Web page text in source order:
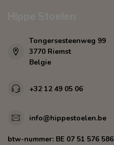
Tongersesteenweg 99
3770 Riemst
Belgie
+32 12 49 05 06
info@hippestoelen.be
btw-nummer: BE 07 51 576 586